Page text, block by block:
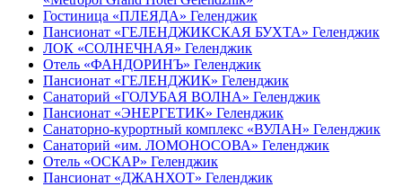
Гостиница «ПЛЕЯДА» Геленджик
Пансионат «ГЕЛЕНДЖИКСКАЯ БУХТА» Геленджик
ЛОК «СОЛНЕЧНАЯ» Геленджик
Отель «ФАНДОРИНЪ» Геленджик
Пансионат «ГЕЛЕНДЖИК» Геленджик
Санаторий «ГОЛУБАЯ ВОЛНА» Геленджик
Пансионат «ЭНЕРГЕТИК» Геленджик
Санаторно-курортный комплекс «ВУЛАН» Геленджик
Санаторий «им. ЛОМОНОСОВА» Геленджик
Отель «ОСКАР» Геленджик
Пансионат «ДЖАНХОТ» Геленджик